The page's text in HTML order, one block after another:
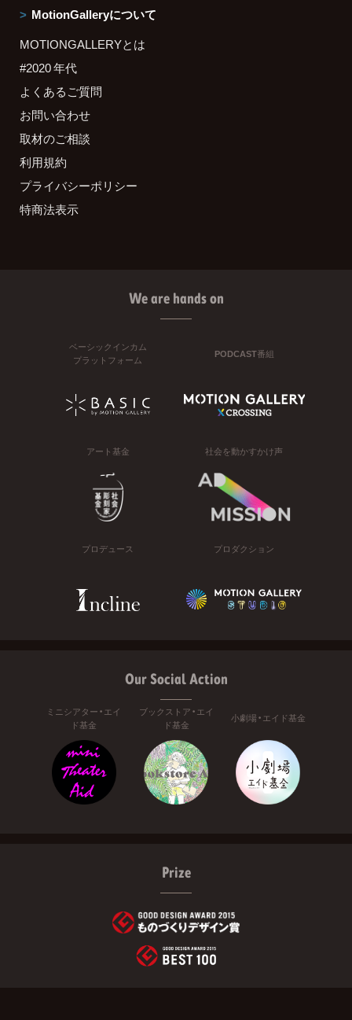
MotionGalleryについて
MOTIONGALLERYとは
#2020 年代
よくあるご質問
お問い合わせ
取材のご相談
利用規約
プライバシーポリシー
特商法表示
We are hands on
ベーシックインカム
プラットフォーム
PODCAST番組
アート基金 社会を動かすかけ声
プロデュース プロダクション
Our Social Action
ミニシアター・エイ
ド基金
ブックストア・エイ
ド基金
小劇場・エイド基金
Prize